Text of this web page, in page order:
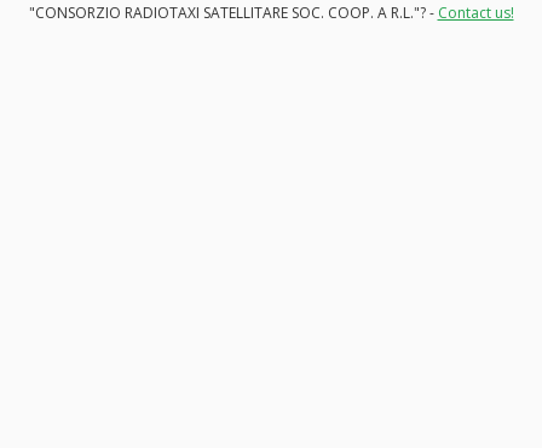
"CONSORZIO RADIOTAXI SATELLITARE SOC. COOP. A R.L."? - Contact us!